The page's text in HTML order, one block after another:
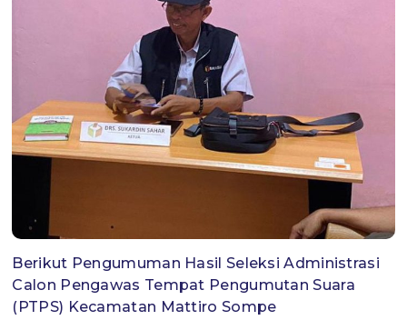
Berikut Pengumuman Hasil Seleksi Administrasi
Calon Pengawas Tempat Pengumutan Suara
(PTPS) Kecamatan Mattiro Sompe